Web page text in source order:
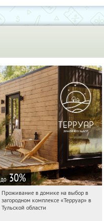
до 30%
12:29:30 Купили:
Тульская обл., Ясногорский р-н, с.
Проживание в домике на выбор в
загородном комплексе «Терруар» в
Тульской области